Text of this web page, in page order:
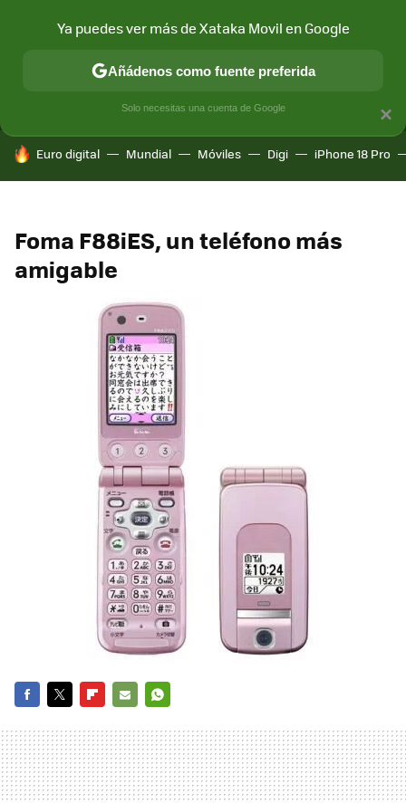
MÓVIL Y SOCIEDAD APLICACIONES
HOY SE HABLA DE
Euro digital Mundial Móviles Digi iPhone 18 Pro
Foma F88iES, un teléfono más
amigable
MAIL
×
Ya puedes ver más de Xataka Movil en Google
Añádenos como fuente preferida
Solo necesitas una cuenta de Google